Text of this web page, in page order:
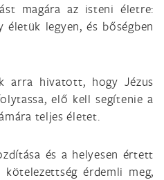
magára az isteni életre:
legyen, és bőségben
arra hivatott, hogy Jézus
elő kell segítenie a
teljes életet.
és a helyesen értett
érdemli meg,